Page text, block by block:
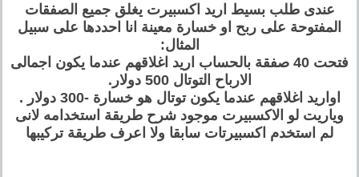
عندى طلب بسيط اريد اكسبيرت يغلق جميع الصفقات
المفتوحة على ربح او خسارة معينة انا احددها على سبيل
المثال:
فتحت 40 صفقة بالحساب اريد اغلاقهم عندما يكون اجمالى
الارباح التوتال 500 دولار.
اواريد اغلاقهم عندما يكون توتال هو خسارة -300 دولار .
وياريت لو الاكسبيرت موجود شرح طريقة استخدامه لانى
لم استخدم اكسبيرتات سابقا ولا اعرف طريقة تركيبها